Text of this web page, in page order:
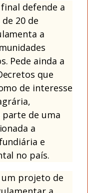
defende a
20 de
a
Pede ainda a
que
de interesse
parte de uma
a
e
no país.
um projeto de